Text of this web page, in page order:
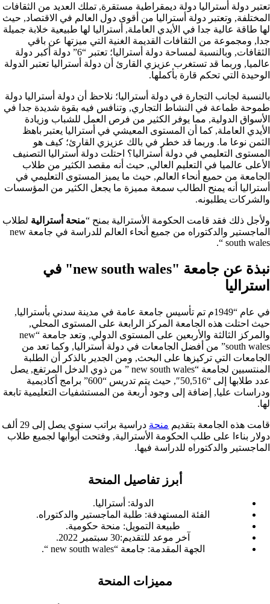
تعتبر دولة أستراليا دولة ديمقراطية مستقرة, تملك العديد من الثقافات
المختلفة, وتعتبر دولة أستراليا من أقوى دول العالم في الاقتصاد, حيث
لها طاقة عالية جدا في الأيدي العاملة, أستراليا لها طبيعية خلابة جميلة
جدا, ومجموعة من الثقافات القديمة الغنية التي ميزتها عن باقي
الثقافات, وبالنسبة لمساحة دولة أستراليا؛ تعتبر “6” دولة أكبر دولة
عالميا, وربما قد تستغرب عزيزي القارئ أن دولة أستراليا تعتبر الدولة
الوحيدة التي تحكم قارة بأكملها.
بالنسبة لجانب التجارة في دولة أستراليا؛ نلاحظ أن دولة أستراليا دولة
طموحة طماعة في النشاط التجاري, وتنافس فيه بقوة شديدة جدا في
الأسواق الدولية, مما يوفر الكثير من فرص العمل للشباب وزيادة
الأيدي العاملة, كما أن المستوى المعيشي في أستراليا يعتبر باهظ
الثمن نوعا ما. وربما قد خطر في بالك عزيزي القارئ؛ كيف هو
المستوى التعليمي في دولة أستراليا؟ احتلت دولة أستراليا التصنيف
الأعلى عالميا في التعليم العالي, حيث أنه مقصد الكثير من طلاب
الجامعة من حميع أنحاء العالم, حيث ما يميز المستوى التعليمي في
أستراليا أنه يمنح الطالب سمعة مميزة ما يجعل الكثير من المؤسسات
والشركات يطلبونه.
ولأجل ذلك فقد قامت الحكومة الأسترالية بمنح “منحة أسترالية لطلاب
الماجستير والدكتوراه من جميع أنحاء العالم للدراسة في
جامعة new
south wales
“.
نبذة عن جامعة "new south wales" في
استراليا
في عام “1949م تم تأسيس جامعة عامة في مدينة سدني بأستراليا,
حيث احتلت هذه الجامعة المركز الرابعة على المستوى المحلي,
والمركز الثالثة والأربعين على المستوى الدولي, وتعد جامعة “new
south wales” من أفضل الجامعات في دولة أستراليا, وكما تعد من
الجامعات التي تركيزها على البحث, ومن الجدير بالذكر أن الطلبة
المنتسبين لجامعة “new south wales ” من ذوي الدخل المرتفع, يصل
عدد طلابها إلى “
50,516″, حيث يتم تدريس “600” برامج أكاديمية
ودراسات عليا, إضافة إلى وجود أربعة من المستشفيات التعليمية تابعة
لها.
قامت هذه الجامعة بتقديم منحة
دراسية براتب سنوي يصل إلى 29 ألف
دولار بناءا على طلب الحكومة الأسترالية, وفتحت أبوابها لجميع طلاب
الماجستير والدكتوراه للدراسة فيها.
أبرز تفاصيل المنحة
الدولة: أستراليا.
الفئة المستهدفة: طلبة الماجستير والدكتوراه.
طبيعة التمويل: منحة حكومية.
آخر موعد للتقديم:30 سبتمبر 2022.
الجهة المقدمة: جامعة “new south wales “.
مميزات المنحة